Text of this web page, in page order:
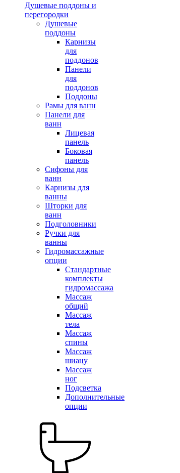
Душевые поддоны и
перегородки
Душевые
поддоны
Карнизы
для
поддонов
Панели
для
поддонов
Поддоны
Рамы для ванн
Панели для
ванн
Лицевая
панель
Боковая
панель
Сифоны для
ванн
Карнизы для
ванны
Шторки для
ванн
Подголовники
Ручки для
ванны
Гидромассажные
опции
Стандартные
комплекты
гидромассажа
Массаж
общий
Массаж
тела
Массаж
спины
Массаж
шиацу
Массаж
ног
Подсветка
Дополнительные
опции